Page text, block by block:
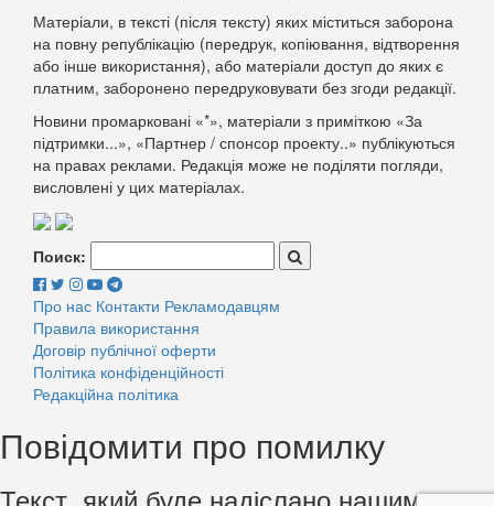
Матеріали, в тексті (після тексту) яких міститься заборона
на повну републікацію (передрук, копіювання, відтворення
або інше використання), або матеріали доступ до яких є
платним, заборонено передруковувати без згоди редакції.
Новини промарковані «*», матеріали з приміткою «За
підтримки...», «Партнер / спонсор проекту..» публікуються
на правах реклами. Редакція може не поділяти погляди,
висловлені у цих матеріалах.
Поиск:
Про нас Контакти Рекламодавцям
Правила використання
Договір публічної оферти
Політика конфіденційності
Редакційна політика
Повідомити про помилку